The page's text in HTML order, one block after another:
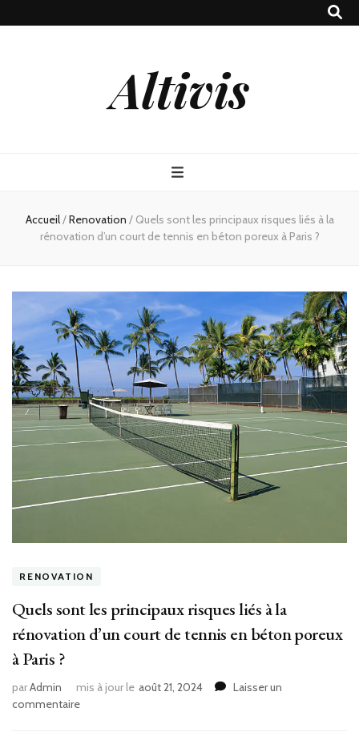
Altivis
Accueil/Renovation / Quels sont les principaux risques liés à la
rénovation d’un court de tennis en béton poreux à Paris ?
RENOVATION
Quels sont les principaux risques liés à la
rénovation d’un court de tennis en béton poreux
à Paris ?
parAdmin mis à jour le août 21, 2024
Laisser un
commentairesur